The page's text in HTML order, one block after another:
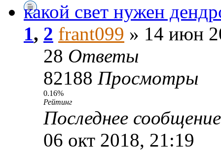
какой свет нужен
1, 2 frant099 » 14 июн
28 Ответы
82188 Просмотры
0.16%
Рейтинг
Последнее
06 окт 2018, 21:19